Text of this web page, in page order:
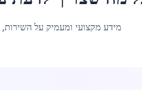
מידע מקצועי ומעמיק על השירות,